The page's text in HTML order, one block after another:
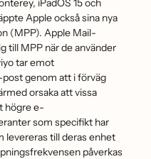
iPadOS 15 och
Apple också sina nya
(MPP). Apple Mail-
till MPP när de använder
tar emot
genom att i förväg
orsaka att vissa
högre e-
som specifikt har
levereras till deras enhet
påverkas